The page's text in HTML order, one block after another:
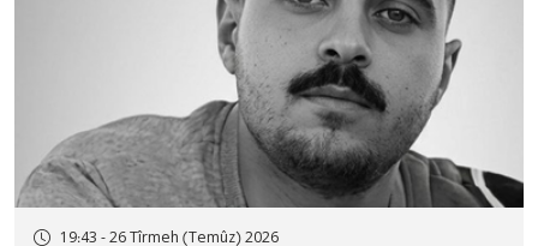
19:43 - 26 Tîrmeh (Temûz) 2026